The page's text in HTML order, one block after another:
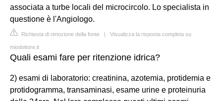
associata a turbe locali del microcircolo. Lo specialista in
questione è l'Angiologo.
Richiesta di rimozione della fonte | Visualizza la risposta completa su
miodottore.it
Quali esami fare per ritenzione idrica?
2) esami di laboratorio: creatinina, azotemia, protidemia e
protidogramma, transaminasi, esame urine e proteinuria